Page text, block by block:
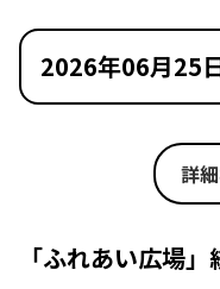
2026年06月25
詳
「ふれあい広場